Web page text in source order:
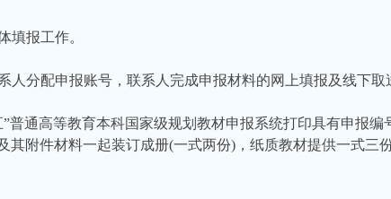
填报工作。
分配申报账号，联系人完成申报材料的网上填报及线下取
”普通高等教育本科国家级规划教材申报系统打印具有申报
附件材料一起装订成册(一式两份)，纸质教材提供一式三